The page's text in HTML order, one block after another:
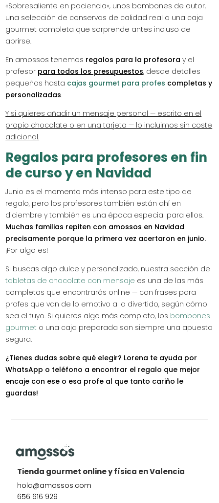
«Sobresaliente en paciencia», unos bombones de autor,
una selección de conservas de calidad real o una caja
gourmet completa que sorprende antes incluso de
abrirse.
En amossos tenemos regalos para la profesora y el
profesor para todos los presupuestos, desde detalles
pequeños hasta cajas gourmet para profes completas y
personalizadas.
Y si quieres añadir un mensaje personal — escrito en el
propio chocolate o en una tarjeta — lo incluimos sin coste
adicional.
Regalos para profesores en fin
de curso y en Navidad
Junio es el momento más intenso para este tipo de
regalo, pero los profesores también están ahí en
diciembre y también es una época especial para ellos.
Muchas familias repiten con amossos en Navidad
precisamente porque la primera vez acertaron en junio.
¡Por algo es!
Si buscas algo dulce y personalizado, nuestra sección de
tabletas de chocolate con mensaje es una de las más
completas que encontrarás online — con frases para
profes que van de lo emotivo a lo divertido, según cómo
sea el tuyo. Si quieres algo más completo, los bombones
gourmet o una caja preparada son siempre una apuesta
segura.
¿Tienes dudas sobre qué elegir? Lorena te ayuda por
WhatsApp o teléfono a encontrar el regalo que mejor
encaje con ese o esa profe al que tanto cariño le
guardas!
Tienda gourmet online y física en Valencia
hola@amossos.com
656 616 929